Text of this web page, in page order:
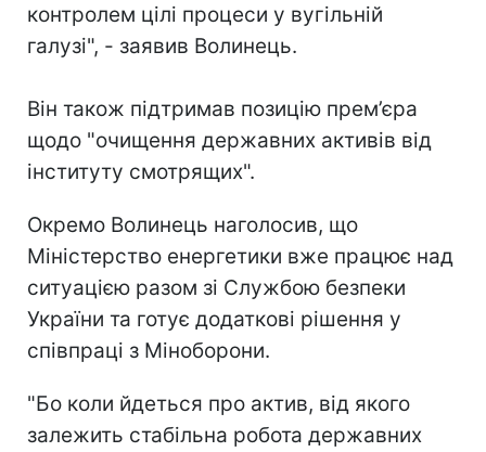
контролем цілі процеси у вугільній
галузі", - заявив Волинець.
Він також підтримав позицію прем’єра
щодо "очищення державних активів від
інституту смотрящих".
Окремо Волинець наголосив, що
Міністерство енергетики вже працює над
ситуацією разом зі Службою безпеки
України та готує додаткові рішення у
співпраці з Міноборони.
"Бо коли йдеться про актив, від якого
залежить стабільна робота державних